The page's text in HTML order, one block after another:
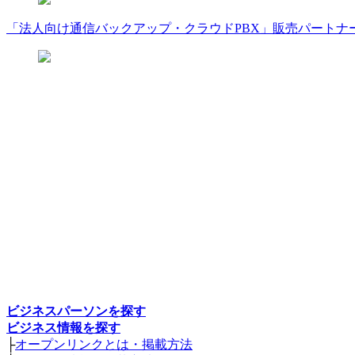
「法人向け通信バックアップ・クラウドPBX」販売パートナ
ビジネスパーソンを探す
ビジネス情報を探す
├オープンリンクとは・掲載方法